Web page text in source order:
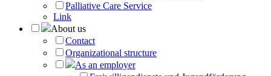
Palliative Care Service
Link
About us
Contact
Organizational structure
As an employer